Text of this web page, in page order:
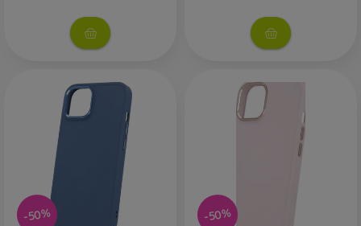
Dřevo– díky kombinaci dřeva a TPU materiálu získáte
odolný, jedinečný a originální kryt na mobil. Používá se
– sklo se používá pouze jako doplněk krytů.
Dodává obalům na mobil zajímavý design. Nevýhodou
při pádu je, že skleněný kryt na mobil může prasknout.
Recyklovaný materiál
mobil jsou vyráběny z recyklovaných materiálů, takže
se v přírodě mohou 100 % rozložit. Důraz na životní
prostředí je dnes velmi důležitý.
-50% -50%